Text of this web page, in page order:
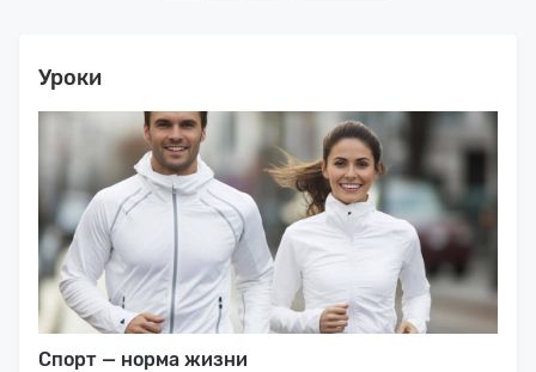
Уроки
Спорт — норма жизни